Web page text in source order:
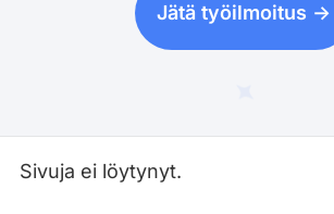
Jätä työilmoitus ->
Sivuja ei löytynyt.